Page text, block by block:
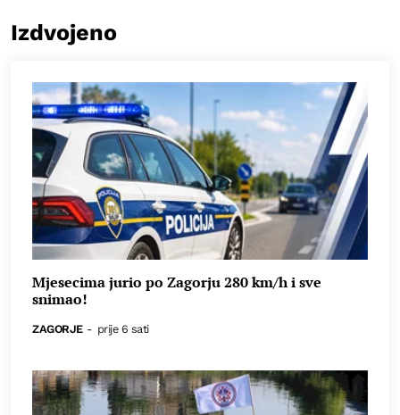
Izdvojeno
Mjesecima jurio po Zagorju 280 km/h i sve
snimao!
ZAGORJE - prije 6 sati